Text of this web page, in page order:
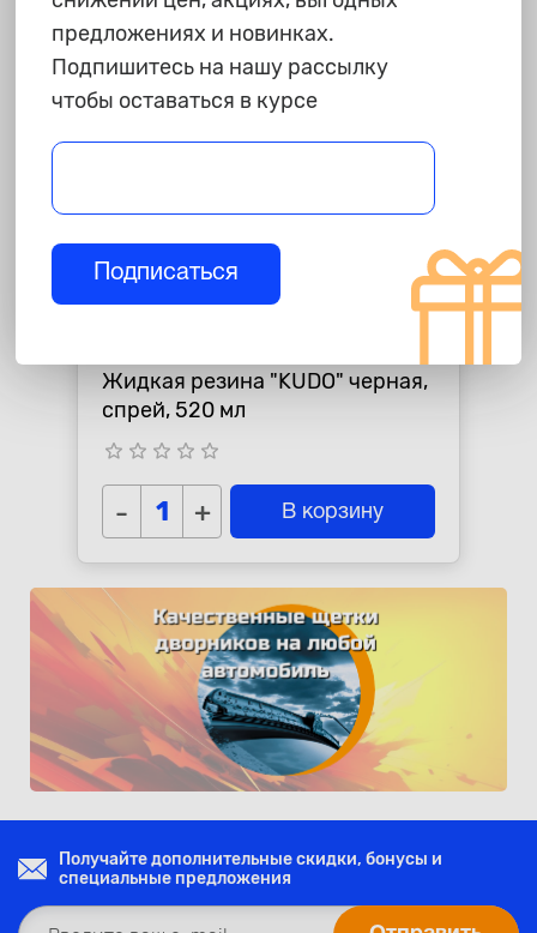
Жидкая резина "KUDO" черная,
спрей, 520 мл
star_border star_border star_border star_border star_border
- + В корзину
Получайте дополнительные скидки, бонусы и
специальные предложения
предложениях и новинках.
Подпишитесь на нашу рассылку
чтобы оставаться в курсе
Подписаться